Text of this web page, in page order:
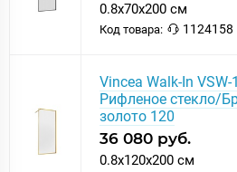
0.8x70x200 см
Код товара: 1124158
Vincea Walk-In VSW-
Рифленое стекло/
золото 120
36 080 руб.
0.8x120x200 см